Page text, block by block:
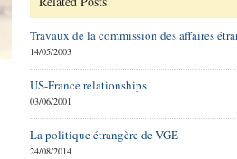
Travaux de la commission des affaires
14/05/2003
US-France relationships
03/06/2001
La politique étrangère de VGE
24/08/2014